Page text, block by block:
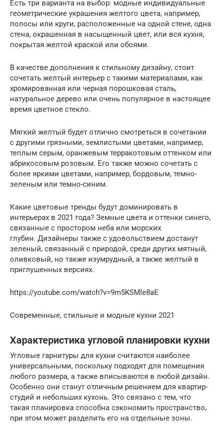
Есть три варианта на выбор: модные индивидуальные
геометрические украшения желтого цвета, например,
полосы или круги, расположенные на одной стене, одна
стена, окрашенная в насыщенный цвет, или вся кухня,
покрытая желтой краской или обоями.
В качестве дополнения к стильному дизайну, стоит
сочетать желтый интерьер с такими материалами, как
хромированная или черная порошковая сталь,
натуральное дерево или очень популярное в настоящее
время цветное стекло.
Мягкий желтый будет отлично смотреться в сочетании
с другими грязными, землистыми цветами, например,
теплым серым, оранжевым терракотовым оттенком или
абрикосовым розовым. Его также можно сочетать с
более яркими цветами, например, бордовым, темно-
зеленым или темно-синим.
Какие цветовые тренды будут доминировать в
интерьерах в 2021 года? Земные цвета и оттенки синего,
связанные с простором неба или морских
глубин. Дизайнеры также с удовольствием достанут
зеленый, связанный с природой, среди других мятный,
оливковый, но также изумрудный, а также желтый в
приглушенных версиях.
https://youtube.com/watch?v=9m5KSMle8aE
Современные, стильные и модные кухни 2021
Характеристика угловой планировки кухни
Угловые гарнитуры для кухни считаются наиболее
универсальными, поскольку подходят для помещения
любого размера, а также вписываются в любой дизайн.
Особенно они станут отличным решением для квартир-
студий и небольших кухонь. Это связано с тем, что
такая планировка способна сэкономить пространство,
при этом может разделить его на отдельные зоны.